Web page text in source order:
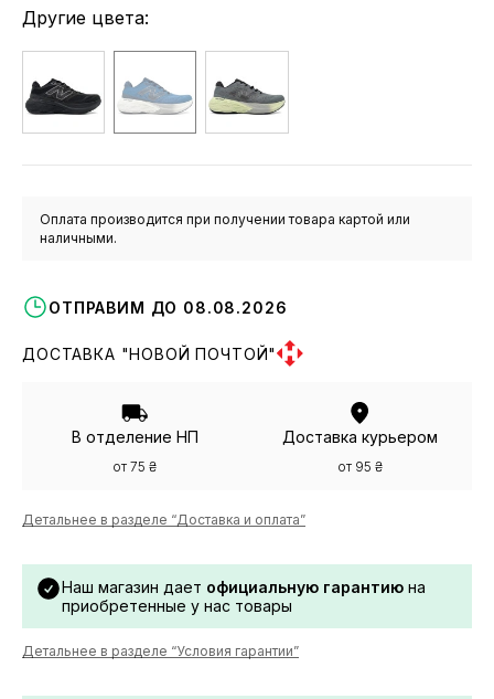
Другие цвета:
Оплата производится при получении товара картой или
наличными.
ОТПРАВИМ ДО 08.08.2026
ДОСТАВКА "НОВОЙ ПОЧТОЙ"
В отделение НП
от 75 ₴
Доставка курьером
от 95 ₴
Детальнее в разделе “Доставка и оплата”
Наш магазин дает официальную гарантию на
приобретенные у нас товары
Детальнее в разделе “Условия гарантии”